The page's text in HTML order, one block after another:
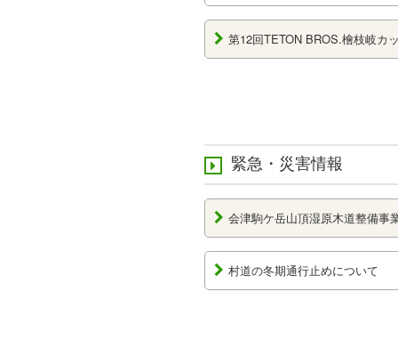
第12回TETON BROS.檜枝岐カ
緊急・災害情報
会津駒ケ岳山頂湿原木道整備事
村道の冬期通行止めについて